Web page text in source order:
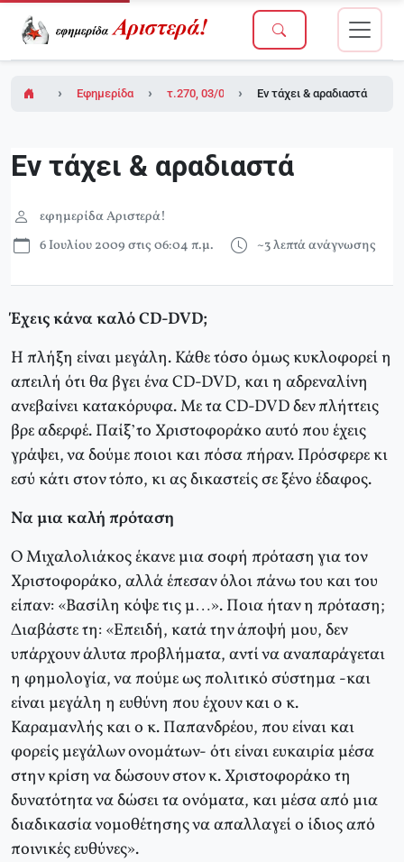
Εφημερίδα Αριστερά!τ.270, 03/07/2009 (σε ένθετο οι σελίδες
Εν τάχει & αραδιαστά
Εν τάχει & αραδιαστά
εφημερίδα Αριστερά!
6 Ιουλίου 2009 στις 06:04 π.μ.
~3 λεπτά ανάγνωσης
Έχεις κάνα καλό CD-DVD;
Η πλήξη είναι μεγάλη. Κάθε τόσο όμως κυκλοφορεί η
απειλή ότι θα βγει ένα CD-DVD, και η αδρεναλίνη
ανεβαίνει κατακόρυφα. Με τα CD-DVD δεν πλήττεις
βρε αδερφέ. Παίξ’το Χριστοφοράκο αυτό που έχεις
γράψει, να δούμε ποιοι και πόσα πήραν. Πρόσφερε κι
εσύ κάτι στον τόπο, κι ας δικαστείς σε ξένο έδαφος.
Να μια καλή πρόταση
Ο Μιχαλολιάκος έκανε μια σοφή πρόταση για τον
Χριστοφοράκο, αλλά έπεσαν όλοι πάνω του και του
είπαν: «Βασίλη κόψε τις μ…». Ποια ήταν η πρόταση;
Διαβάστε τη: «Επειδή, κατά την άποψή μου, δεν
υπάρχουν άλυτα προβλήματα, αντί να αναπαράγεται
η φημολογία, να πούμε ως πολιτικό σύστημα -και
είναι μεγάλη η ευθύνη που έχουν και ο κ.
Καραμανλής και ο κ. Παπανδρέου, που είναι και
φορείς μεγάλων ονομάτων- ότι είναι ευκαιρία μέσα
στην κρίση να δώσουν στον κ. Χριστοφοράκο τη
δυνατότητα να δώσει τα ονόματα, και μέσα από μια
διαδικασία νομοθέτησης να απαλλαγεί ο ίδιος από
ποινικές ευθύνες».